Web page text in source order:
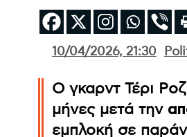
10/04/2026, 21:30
Ο γκαρντ Τέρι
μήνες μετά την
εμπλοκή σε